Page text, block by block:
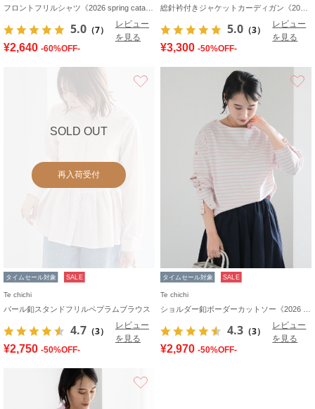
5.0 （7）
レビュー
を見る
¥2,640 -60%OFF-
5.0 （3）
レビュー
を見る
¥3,300 -50%OFF-
SOLD OUT
再入荷受付
タイムセール対象 SALE
Te chichi
パール釦スタンドフリルペプラムブラウス
4.7 （3）
レビュー
を見る
¥2,750 -50%OFF-
タイムセール対象 SALE
Te chichi
4.3 （3）
レビュー
を見る
¥2,970 -50%OFF-